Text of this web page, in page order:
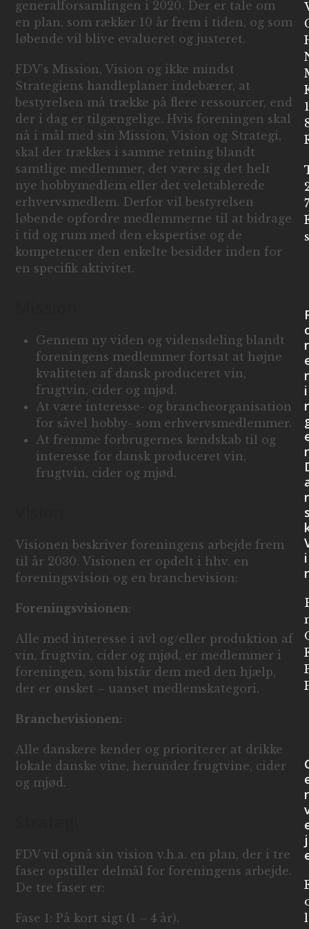
generalforsamlingen i 2020. Der er tale om
en plan, som rækker 10 år frem i tiden, og som
løbende vil blive evalueret og justeret.
FDV’s Mission, Vision og ikke mindst
Strategiens handleplaner indebærer, at
bestyrelsen må trække på flere ressourcer, end
der i dag er tilgængelige. Hvis foreningen skal
nå i mål med sin Mission, Vision og Strategi,
skal der trækkes i samme retning blandt
samtlige medlemmer, det være sig det helt
nye hobbymedlem eller det veletablerede
erhvervsmedlem. Derfor vil bestyrelsen
løbende opfordre medlemmerne til at bidrage
i tid og rum med den ekspertise og de
kompetencer den enkelte besidder inden for
en specifik aktivitet.
Gennem ny viden og vidensdeling blandt
foreningens medlemmer fortsat at højne
kvaliteten af dansk produceret vin,
frugtvin, cider og mjød.
At være interesse- og brancheorganisation
for såvel hobby- som erhvervsmedlemmer.
At fremme forbrugernes kendskab til og
interesse for dansk produceret vin,
frugtvin, cider og mjød.
Visionen beskriver foreningens arbejde frem
til år 2030. Visionen er opdelt i hhv. en
foreningsvision og en branchevision:
Foreningsvisionen:
Alle med interesse i avl og/eller produktion af
vin, frugtvin, cider og mjød, er medlemmer i
foreningen, som bistår dem med den hjælp,
der er ønsket – uanset medlemskategori.
Branchevisionen:
Alle danskere kender og prioriterer at drikke
lokale danske vine, herunder frugtvine, cider
og mjød.
FDV vil opnå sin vision v.h.a. en plan, der i tre
faser opstiller delmål for foreningens arbejde.
De tre faser er:
Fase 1: På kort sigt (1 – 4 år).
r
i
i
j